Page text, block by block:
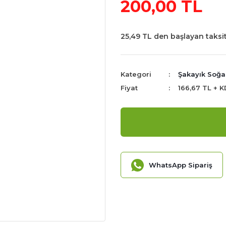
200,00 TL
25,49 TL den başlayan
Kategori
Şakayık
Fiyat
166,67 TL +
WhatsApp Sipariş